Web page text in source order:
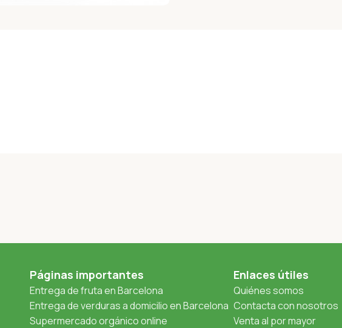
Páginas importantes
Entrega de fruta en Barcelona
Entrega de verduras a domicilio en Barcelona
Supermercado orgánico online
Enlaces útiles
Quiénes somos
Contacta con nosotros
Venta al por mayor